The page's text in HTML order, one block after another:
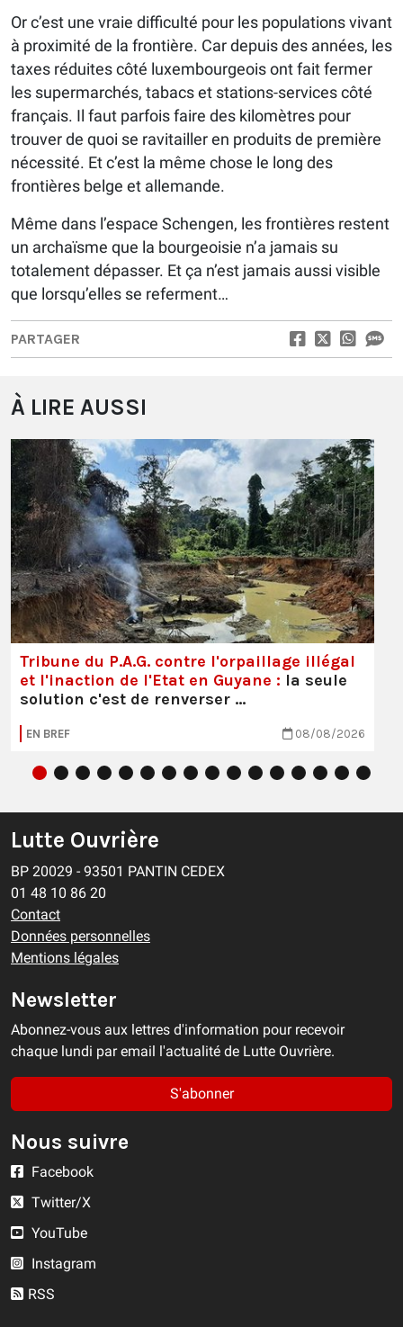
Or c’est une vraie difficulté pour les populations vivant
à proximité de la frontière. Car depuis des années, les
taxes réduites côté luxembourgeois ont fait fermer
les supermarchés, tabacs et stations-services côté
français. Il faut parfois faire des kilomètres pour
trouver de quoi se ravitailler en produits de première
nécessité. Et c’est la même chose le long des
frontières belge et allemande.
Même dans l’espace Schengen, les frontières restent
un archaïsme que la bourgeoisie n’a jamais su
totalement dépasser. Et ça n’est jamais aussi visible
que lorsqu’elles se referment…
PARTAGER
À LIRE AUSSI
Tribune du P.A.G. contre l'orpaillage illégal
et l'inaction de l'Etat en Guyane : la seule
solution c'est de renverser …
EN BREF 08/08/2026
Lutte Ouvrière
BP 20029 - 93501 PANTIN CEDEX
01 48 10 86 20
Contact
Données personnelles
Mentions légales
Newsletter
Abonnez-vous aux lettres d'information pour recevoir
chaque lundi par email l'actualité de Lutte Ouvrière.
S'abonner
Nous suivre
Facebook
Twitter/X
YouTube
Instagram
RSS